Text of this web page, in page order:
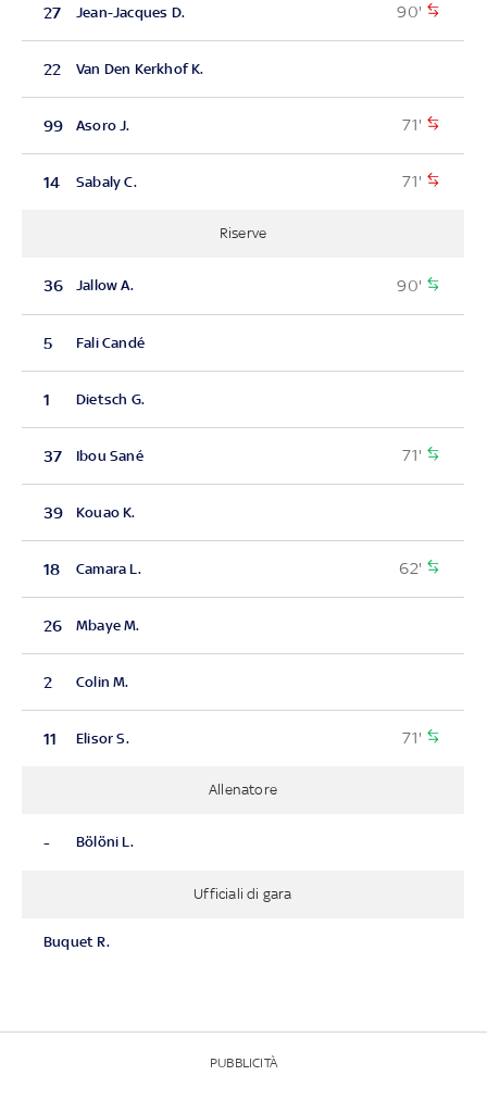
27 Jean-Jacques D. 90'
22 Van Den Kerkhof K.
99 Asoro J. 71'
14 Sabaly C. 71'
Riserve
36 Jallow A. 90'
5 Fali Candé
1 Dietsch G.
37 Ibou Sané 71'
39 Kouao K.
18 Camara L. 62'
26 Mbaye M.
2 Colin M.
11 Elisor S. 71'
Allenatore
- Bölöni L.
Ufficiali di gara
Buquet R.
PUBBLICITÀ